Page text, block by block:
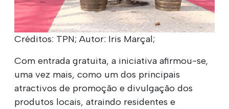
Créditos: TPN; Autor: Iris Marçal;
Com entrada gratuita, a iniciativa afirmou-se,
uma vez mais, como um dos principais
atractivos de promoção e divulgação dos
produtos locais, atraindo residentes e